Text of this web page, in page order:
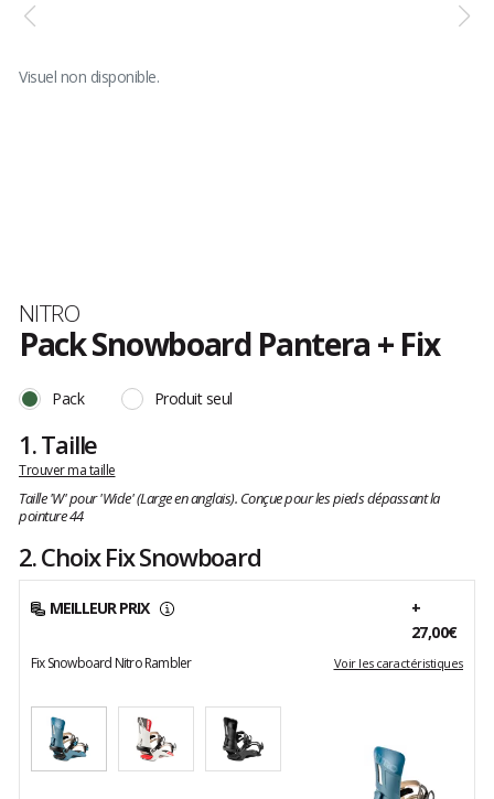
Visuel non disponible.
Marque
NITRO
Pack Snowboard Pantera + Fix
avis
clients
Pack Produit seul
1.Taille
Trouver ma taille
Taille 'W' pour 'Wide' (Large en anglais). Conçue pour les pieds dépassant la
pointure 44
2. Choix Fix Snowboard
MEILLEUR PRIX
+
27,00€
Fix Snowboard Nitro Rambler Voir les caractéristiques